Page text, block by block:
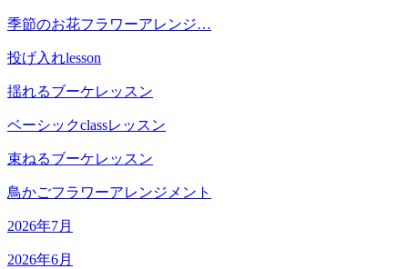
季節のお花フラワーアレンジ…
投げ入れlesson
揺れるブーケレッスン
ベーシックclassレッスン
束ねるブーケレッスン
鳥かごフラワーアレンジメント
2026年7月
2026年6月